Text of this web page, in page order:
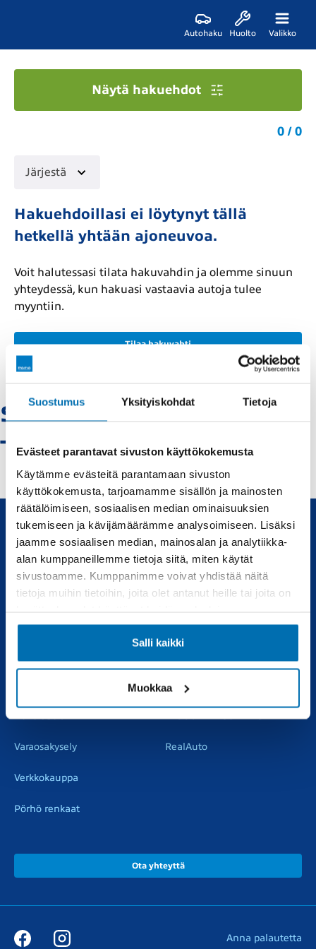
Suostumus Yksityiskohdat Tietoja
Evästeet parantavat sivuston käyttökokemusta
Käytämme evästeitä parantamaan sivuston
käyttökokemusta, tarjoamamme sisällön ja mainosten
räätälöimiseen, sosiaalisen median ominaisuuksien
tukemiseen ja kävijämäärämme analysoimiseen. Lisäksi
jaamme sosiaalisen median, mainosalan ja analytiikka-
alan kumppaneillemme tietoja siitä, miten käytät
sivustoamme. Kumppanimme voivat yhdistää näitä
tietoja muihin tietoihin, joita olet antanut heille tai joita on
Salli kaikki
Muokkaa
Autohaku Huolto Valikko
Sunlight-rovaniemi
- Vaihtoautot
Näytä hakuehdot
0 / 0
Järjestä
Hakuehdoillasi ei löytynyt tällä
hetkellä yhtään ajoneuvoa.
Voit halutessasi tilata hakuvahdin ja olemme sinuun
yhteydessä, kun hakuasi vastaavia autoja tulee
myyntiin.
Tilaa hakuvahti
Uudet ja käytetyt autot, sekä huollot joka tarpeeseen.
Automyynti Huolto
Vauriokorjaus
Varaosakysely
Verkkokauppa
Pörhö renkaat
RealAuto
Ota yhteyttä
Anna palautetta